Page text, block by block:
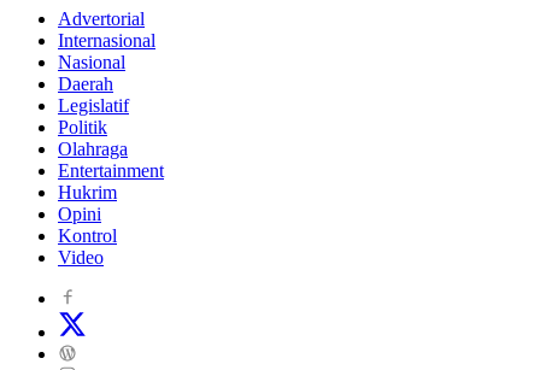
Advertorial
Internasional
Nasional
Daerah
Legislatif
Politik
Olahraga
Entertainment
Hukrim
Opini
Kontrol
Video